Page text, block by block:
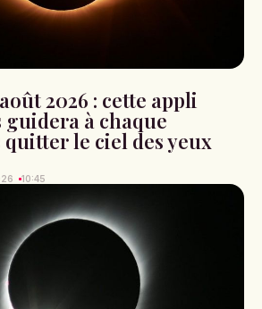
2026 : cette appli
à chaque
quitter le ciel des yeux
10:45